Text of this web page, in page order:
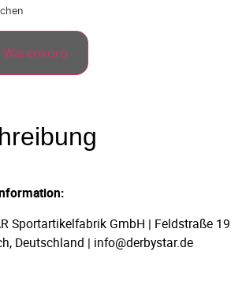
Warenkorb
Sportartikelfabrik GmbH | Feldstraße
Deutschland | info@derbystar.de